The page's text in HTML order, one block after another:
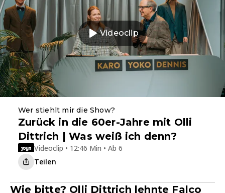
Videoclip
Wer stiehlt mir die Show?
Zurück in die 60er-Jahre mit Olli
Dittrich | Was weiß ich denn?
Videoclip • 12:46 Min • Ab 6
Teilen
Wie bitte? Olli Dittrich lehnte Falco